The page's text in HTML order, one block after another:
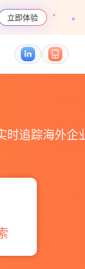
立即体验
时追踪海外企